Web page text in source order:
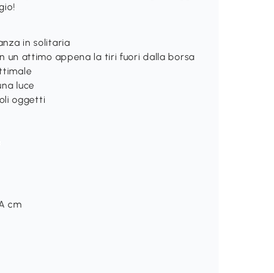
in solitaria
un attimo appena la tiri fuori dalla borsa
luce
oggetti
cm